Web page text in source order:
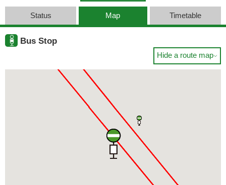
Status Map Timetable
Bus Stop
Hide a route map